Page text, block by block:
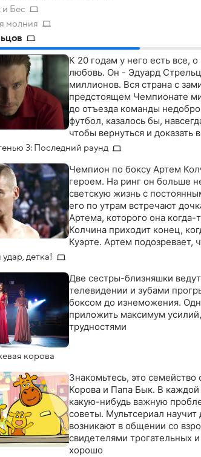
Бес
молния
К 20 годам у него есть все,
любовь. Он - Эдуард
миллионов. Вся страна с
предстоящем Чемпионате
до отъезда команды
футбол, казалось бы,
чтобы вернуться и
заслуживший настоящую
3: Последний раунд
Чемпион по боксу Артем
героем. На ринг он больше
светскую жизнь с
его по утрам встречают
Артема, которого она
Колчина приходит конец,
Куэрте. Артем подозревает,
детка!
Две сестры-близняшки
телевидении и зубами
боксом до изнеможения.
приложить максимум
трудностями
корова
Знакомьтесь, это
Корова и Папа Бык. В
какую-нибудь важную
советы. Мультсериал
возникают в общении со
свидетелями трогательных
хорошо